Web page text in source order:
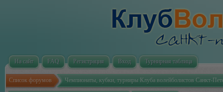
На сайт FAQ Регистрация Вход Турнирная таблица
Список форумов Чемпионаты, кубки, турниры Клуба волейболистов Санкт-